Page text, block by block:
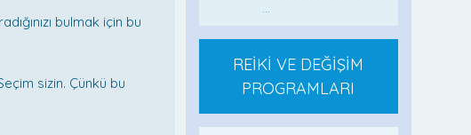
bulmak için bu
sizin. Çünkü bu
...
REİKİ VE DEĞİŞİM
PROGRAMLARI